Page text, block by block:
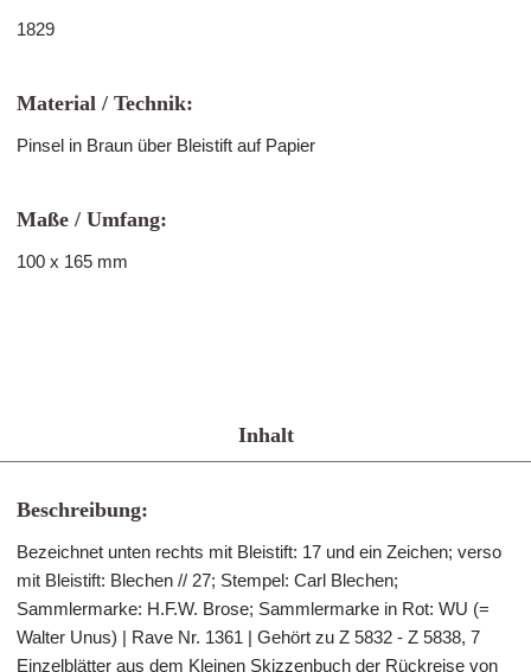
1829
Material / Technik:
Pinsel in Braun über Bleistift auf Papier
Maße / Umfang:
100 x 165 mm
Inhalt
Beschreibung:
Bezeichnet unten rechts mit Bleistift: 17 und ein Zeichen; verso
mit Bleistift: Blechen // 27; Stempel: Carl Blechen;
Sammlermarke: H.F.W. Brose; Sammlermarke in Rot: WU (=
Walter Unus) | Rave Nr. 1361 | Gehört zu Z 5832 - Z 5838, 7
Einzelblätter aus dem Kleinen Skizzenbuch der Rückreise von